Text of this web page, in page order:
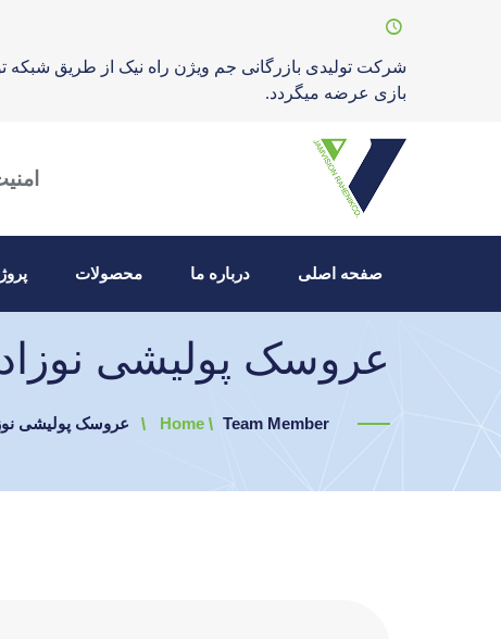
شرکت تولیدی بازرگانی جم ویژن راه نیک از طریق شبکه
بازی عرضه میگردد.
صفحه اصلی درباره ما محصولات
عروسک پولیشی
Home Team Member عروسک پولیشی